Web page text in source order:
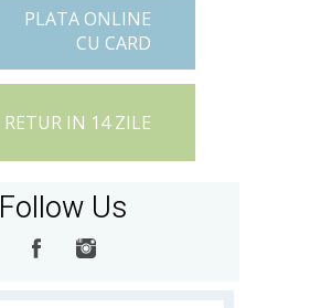
PLATA ONLINE
CU CARD
RETUR IN 14 ZILE
Follow Us